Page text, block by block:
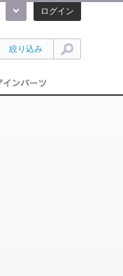
ログイン
絞り込み